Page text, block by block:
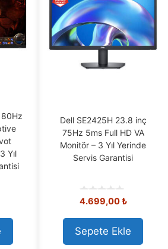
Yıl
Dell SE2425H 23.8 inç
75Hz 5ms Full HD VA
Monitör – 3 Yıl Yerinde
Servis Garantisi
0
u
t
o
f
4.699,00₺
Sepete Ekle